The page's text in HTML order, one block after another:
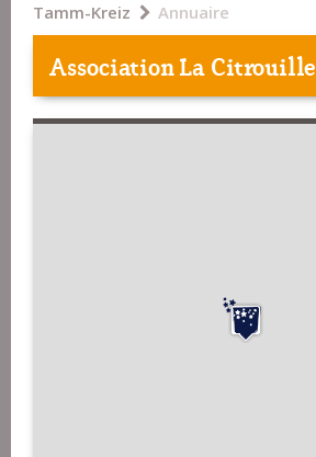
Tamm-Kreiz Annuaire
Association La Citrouille